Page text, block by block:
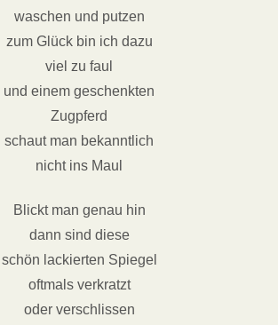
waschen und putzen
zum Glück bin ich dazu
viel zu faul
und einem geschenkten
Zugpferd
schaut man bekanntlich
nicht ins Maul
Blickt man genau hin
dann sind diese
schön lackierten Spiegel
oftmals verkratzt
oder verschlissen